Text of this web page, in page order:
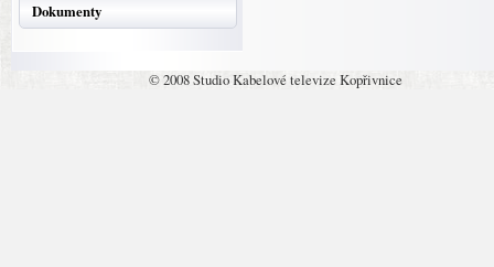
Dokumenty
© 2008 Studio Kabelové televize Kopřivnice